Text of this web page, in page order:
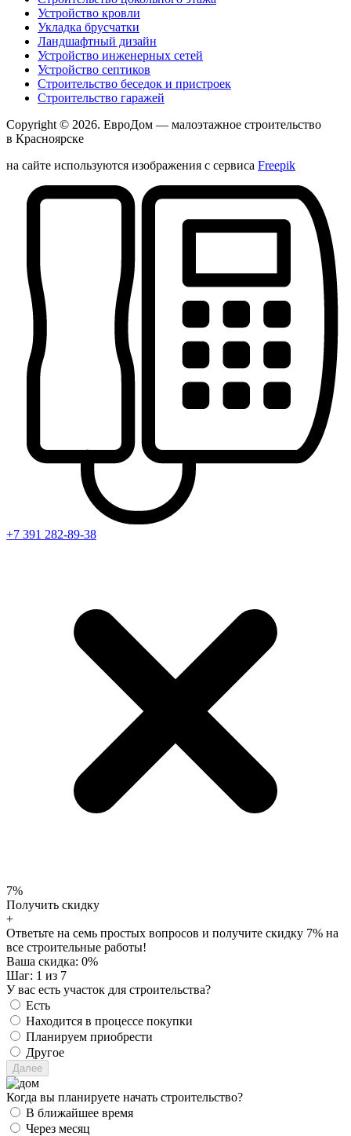
Устройство кровли
Укладка брусчатки
Ландшафтный дизайн
Устройство инженерных сетей
Устройство септиков
Строительство беседок и пристроек
Строительство гаражей
Copyright © 2026. ЕвроДом — малоэтажное строительство
в Красноярске
на сайте используются изображения с сервиса Freepik
+7 391 282-89-38
7%
Получить скидку
+
Ответьте на семь простых вопросов и получите скидку 7% на
все строительные работы!
Ваша скидка: 0%
Шаг: 1 из 7
У вас есть участок для строительства?
Есть
Находится в процессе покупки
Планируем приобрести
Другое
Когда вы планируете начать строительство?
В ближайшее время
Через месяц